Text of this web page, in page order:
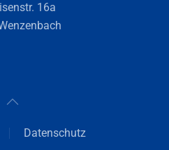
16a
Datenschutz